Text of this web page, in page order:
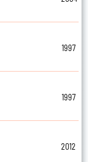
1997
1997
2012